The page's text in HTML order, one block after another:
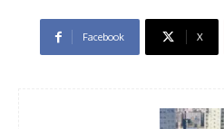
Facebook X